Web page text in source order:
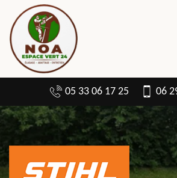
05 33 06 17 25 06